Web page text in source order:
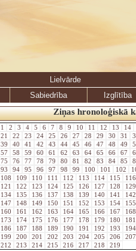
Lielvārde
Sabiedrība
Izglītība
Ziņas hronoloģiskā
1 2 3 4 5 6 7 8 9 10 11 12 13 14
21
22 23 24 25 26 27 28 29 30 31
39
40 41 42 43 44 45 46 47 48 49
57
58 59 60 61 62 63 64 65 66 67
75
76 77 78 79 80 81 82 83 84 85
93
94 95 96 97 98 99 100 101 102
108
109 110 111 112 113 114 115
121
122 123 124 125 126 127 128
134
135 136 137 138 139 140 141
147
148 149 150 151 152 153 154
160
161 162 163 164 165 166 167
173
174 175 176 177 178 179 180
186
187 188 189 190 191 192 193
199
200 201 202 203 204 205 206
212
213 214 215 216 217 218 219